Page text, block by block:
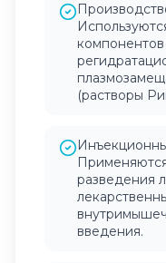
(растворы
разведения
введения.